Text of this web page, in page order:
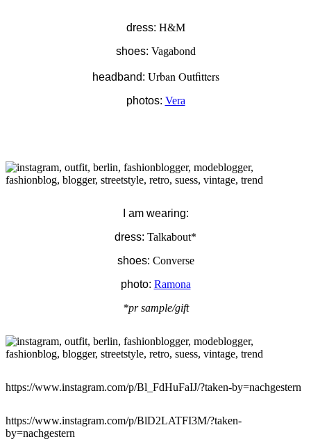
dress: H&M
shoes: Vagabond
headband: Urban Outfitters
photos: Vera
I am wearing:
dress: Talkabout*
shoes: Converse
photo: Ramona
*pr sample/gift
https://www.instagram.com/p/Bl_FdHuFaIJ/?taken-by=nachgestern
https://www.instagram.com/p/BlD2LATFI3M/?taken-
by=nachgestern